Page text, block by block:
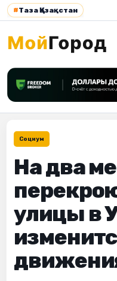
#Таза Қазақстан
Социум
На два
улицы в